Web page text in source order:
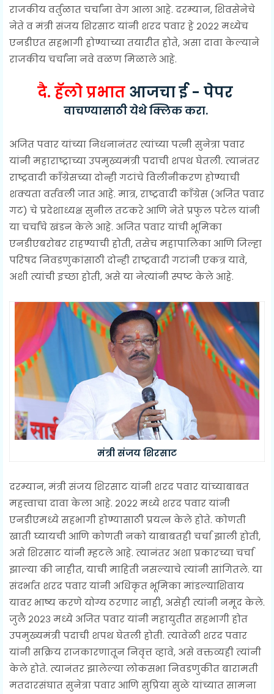
राजकीय वर्तुळात चर्चांना वेग आला आहे. दरम्यान, शिवसेनेचे
नेते व मंत्री संजय शिरसाट यांनी शरद पवार हे २०२२ मध्येच
एनडीएत सहभागी होण्याच्या तयारीत होते, असा दावा केल्याने
राजकीय चर्चांना नवे वळण मिळाले आहे.
दै. हॅलो प्रभात आजचा ई - पेपर
वाचण्यासाठीयेथे क्लिक करा.
अजित पवार यांच्या निधनानंतर त्यांच्या पत्नी सुनेत्रा पवार
यांनी महाराष्ट्राच्या उपमुख्यमंत्री पदाची शपथ घेतली. त्यानंतर
राष्ट्रवादी काँग्रेसच्या दोन्ही गटांचे विलीनीकरण होण्याची
शक्यता वर्तवली जात आहे. मात्र, राष्ट्रवादी काँग्रेस (अजित पवार
गट) चे प्रदेशाध्यक्ष सुनील तटकरे आणि नेते प्रफुल पटेल यांनी
या चर्चांचे खंडन केले आहे. अजित पवार यांची भूमिका
एनडीएबरोबर राहण्याची होती, तसेच महापालिका आणि जिल्हा
परिषद निवडणुकांसाठी दोन्ही राष्ट्रवादी गटांनी एकत्र यावे,
अशी त्यांची इच्छा होती, असे या नेत्यांनी स्पष्ट केले आहे.
मंत्री संजय शिरसाट
दरम्यान, मंत्री संजय शिरसाट यांनी शरद पवार यांच्याबाबत
महत्त्वाचा दावा केला आहे. २०२२ मध्ये शरद पवार यांनी
एनडीएमध्ये सहभागी होण्यासाठी प्रयत्न केले होते. कोणती
खाती घ्यायची आणि कोणती नको याबाबतही चर्चा झाली होती,
असे शिरसाट यांनी म्हटले आहे. त्यानंतर अशा प्रकारच्या चर्चा
झाल्या की नाहीत, याची माहिती नसल्याचे त्यांनी सांगितले. या
संदर्भात शरद पवार यांनी अधिकृत भूमिका मांडल्याशिवाय
यावर भाष्य करणे योग्य ठरणार नाही, असेही त्यांनी नमूद केले.
जुलै २०२३ मध्ये अजित पवार यांनी महायुतीत सहभागी होत
उपमुख्यमंत्री पदाची शपथ घेतली होती. त्यावेळी शरद पवार
यांनी सक्रिय राजकारणातून निवृत्त व्हावे, असे वक्तव्यही त्यांनी
केले होते. त्यानंतर झालेल्या लोकसभा निवडणुकीत बारामती
मतदारसंघात सुनेत्रा पवार आणि सुप्रिया सुळे यांच्यात सामना